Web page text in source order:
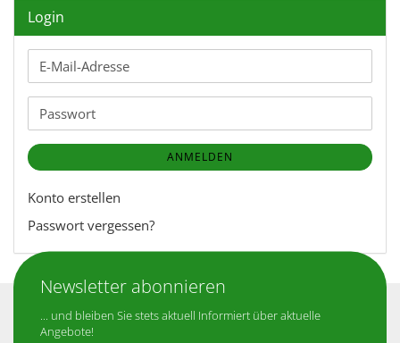
Login
E-
Mail-
Passwort
ANMELDEN
Konto erstellen
Passwort vergessen?
Newsletter abonnieren
... und bleiben Sie stets aktuell Informiert über aktuelle
Angebote!